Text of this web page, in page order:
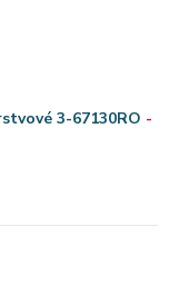
3-67130RO -